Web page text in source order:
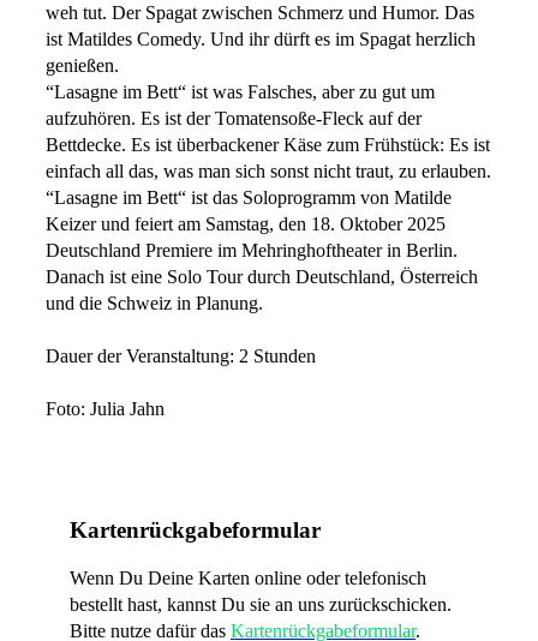
weh tut. Der Spagat zwischen Schmerz und Humor. Das
ist Matildes Comedy. Und ihr dürft es im Spagat herzlich
genießen.
“Lasagne im Bett“ ist was Falsches, aber zu gut um
aufzuhören. Es ist der Tomatensoße-Fleck auf der
Bettdecke. Es ist überbackener Käse zum Frühstück: Es ist
einfach all das, was man sich sonst nicht traut, zu erlauben.
“Lasagne im Bett“ ist das Soloprogramm von Matilde
Keizer und feiert am Samstag, den 18. Oktober 2025
Deutschland Premiere im Mehringhoftheater in Berlin.
Danach ist eine Solo Tour durch Deutschland, Österreich
und die Schweiz in Planung.
Dauer der Veranstaltung: 2 Stunden
Foto: Julia Jahn
Kartenrückgabeformular
Wenn Du Deine Karten online oder telefonisch
bestellt hast, kannst Du sie an uns zurückschicken.
Bitte nutze dafür das Kartenrückgabeformular.